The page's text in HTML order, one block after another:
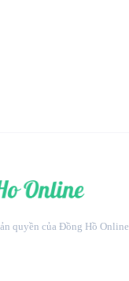
quyền của Đồng Hồ Online